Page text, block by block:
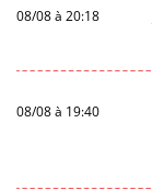
08/08 à 20:18
08/08 à 19:40